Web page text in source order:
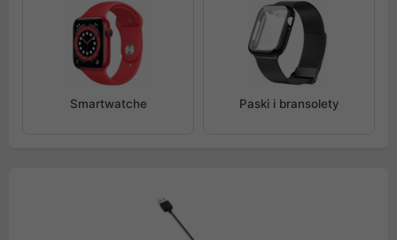
Smartwatche Paski i bransolety